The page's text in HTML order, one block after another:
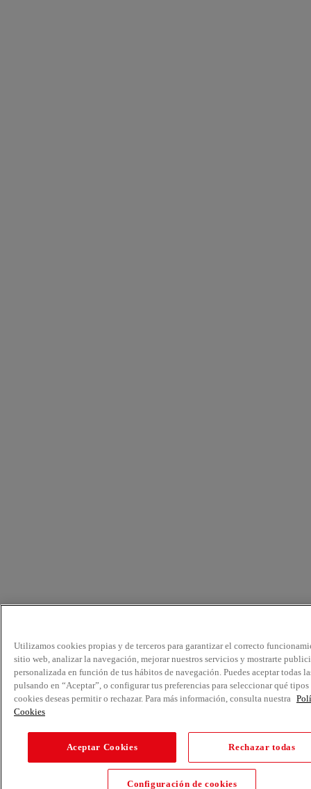
Utilizamos cookies propias y de terceros para garantizar el correcto
sitio web, analizar la navegación, mejorar nuestros servicios y mostrarte
personalizada en función de tus hábitos de navegación. Puedes aceptar todas
pulsando en “Aceptar”, o configurar tus preferencias para seleccionar qué tipos
cookies deseas permitir o rechazar. Para más información, consulta nuestra
Cookies
Aceptar Cookies Rechazar todas
Configuración de cookies